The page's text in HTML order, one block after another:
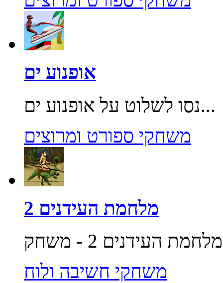
אופנוע ים
נסו לשלוט על אופנוע ים...
משחקי ספורט ומרוצים
מלחמת העידנים 2
משחקי חשיבה ולוח